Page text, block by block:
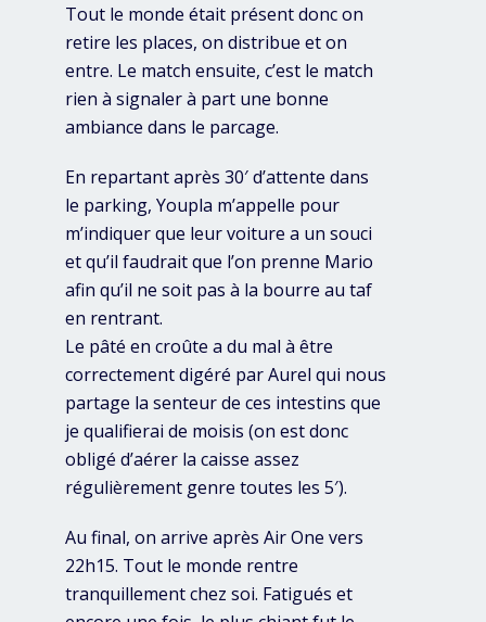
Tout le monde était présent donc on
retire les places, on distribue et on
entre. Le match ensuite, c’est le match
rien à signaler à part une bonne
ambiance dans le parcage.
En repartant après 30′ d’attente dans
le parking, Youpla m’appelle pour
m’indiquer que leur voiture a un souci
et qu’il faudrait que l’on prenne Mario
afin qu’il ne soit pas à la bourre au taf
en rentrant.
Le pâté en croûte a du mal à être
correctement digéré par Aurel qui nous
partage la senteur de ces intestins que
je qualifierai de moisis (on est donc
obligé d’aérer la caisse assez
régulièrement genre toutes les 5′).
Au final, on arrive après Air One vers
22h15. Tout le monde rentre
tranquillement chez soi. Fatigués et